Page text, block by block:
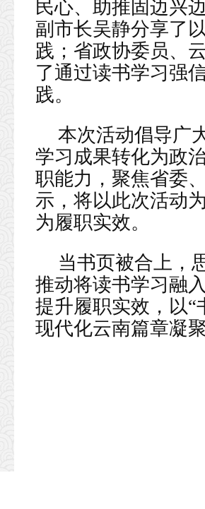
民心、助推固边兴
副市长吴静分享了
践；省政协委员、
了通过读书学习强
践。
本次活动倡导广
学习成果转化为政
职能力，聚焦省委
示，将以此次活动
为履职实效。
当书页被合上，
推动将读书学习融
提升履职实效，以“
现代化云南篇章凝